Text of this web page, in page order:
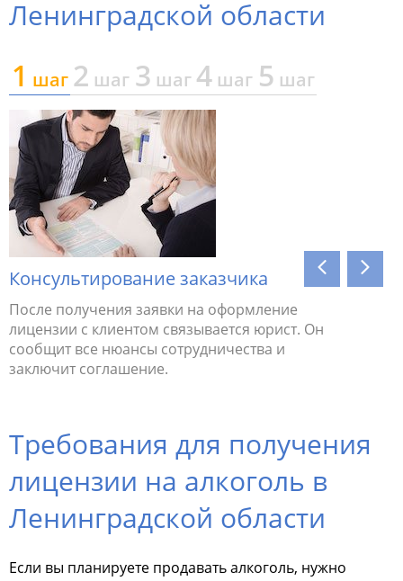
Ленинградской области
1 шаг 2 шаг 3 шаг 4 шаг 5 шаг
Консультирование заказчика
После получения заявки на оформление
лицензии с клиентом связывается юрист. Он
сообщит все нюансы сотрудничества и
заключит соглашение.
Сбор
Требования для получения
лицензии на алкоголь в
Ленинградской области
Если вы планируете продавать алкоголь, нужно